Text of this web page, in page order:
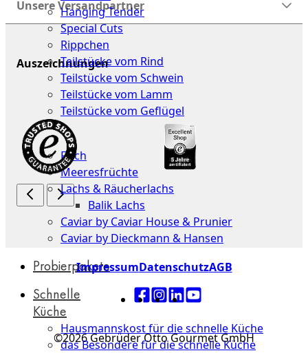
Hanging Tender
Special Cuts
Rippchen
Teilstücke vom Rind
Teilstücke vom Schwein
Teilstücke vom Lamm
Teilstücke vom Geflügel
Seafood
Fisch
Meeresfrüchte
Lachs & Räucherlachs
Balik Lachs
Caviar by Caviar House & Prunier
Caviar by Dieckmann & Hansen
Probierpakete
Schnelle
Küche
Hausmannskost für die schnelle Küche
das Besondere für die schnelle Küche
Unsere Versandpartner
Auszeichnungen
ImpressumDatenschutzAGB
©2026 Gebrüder Otto Gourmet GmbH